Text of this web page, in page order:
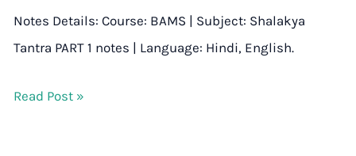
Notes Details: Course: BAMS | Subject: Shalakya
Tantra PART 1 notes | Language: Hindi, English.
Read Post »